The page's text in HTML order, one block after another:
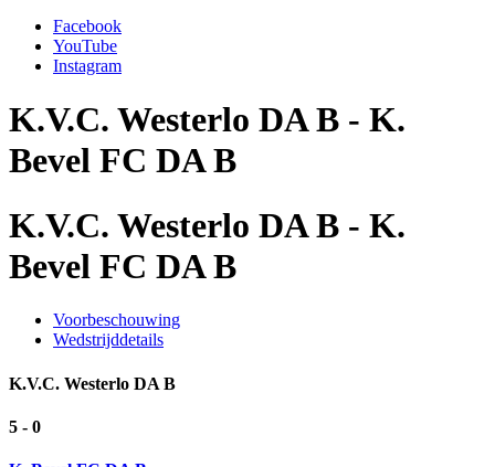
Facebook
YouTube
Instagram
K.V.C. Westerlo DA B - K.
Bevel FC DA B
K.V.C. Westerlo DA B - K.
Bevel FC DA B
Voorbeschouwing
Wedstrijddetails
K.V.C. Westerlo DA B
5 - 0